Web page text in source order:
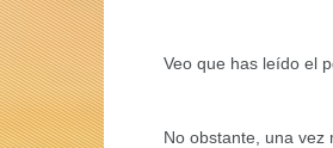
Veo que has leído el
No obstante, una vez